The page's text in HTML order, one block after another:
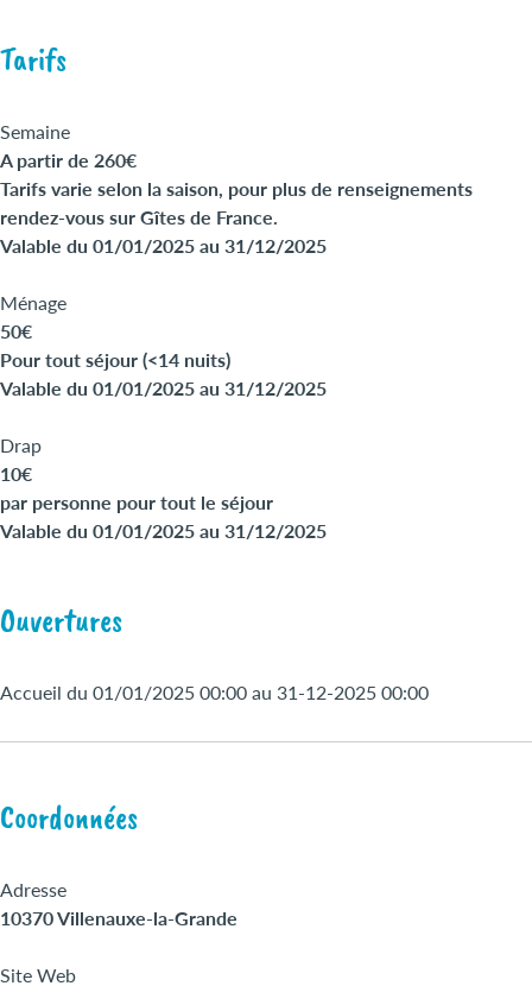
Tarifs
Semaine
A partir de 260€
Tarifs varie selon la saison, pour plus de renseignements
rendez-vous sur Gîtes de France.
Valable du 01/01/2025 au 31/12/2025
Ménage
50€
Pour tout séjour (<14 nuits)
Valable du 01/01/2025 au 31/12/2025
Drap
10€
par personne pour tout le séjour
Valable du 01/01/2025 au 31/12/2025
Ouvertures
Accueil du 01/01/2025 00:00 au 31-12-2025 00:00
Coordonnées
Adresse
10370 Villenauxe-la-Grande
Site Web